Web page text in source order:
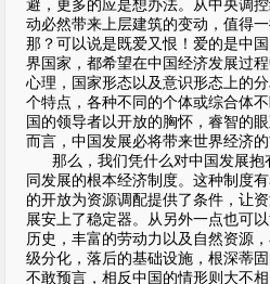
避，更多的应是想办法。从中央调
动必然带来上层建筑的变动，值得
那？可以说是既爱又恨！爱的是中
界国家，都希望在中国经济发展过
心理，国家形态以及意识形态上的
个特点，各种不同的个体或综合体
国的领导者以开放的胸怀，睿智的
而言，中国发展必将带来世界经济
那么，我们凭什么对中国发展抱
同发展的根本经济制度。这种制度
的开放为资源调配提供了条件，让
展安上了稳定器。从另外一点也可
历史，丰富的劳动力以及自然资源
级分化，落后的基础设施，根深蒂
不敢预言，相反中国的情形则大不